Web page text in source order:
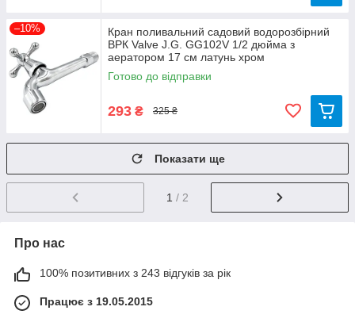
–10%
Кран поливальний садовий водорозбірний
ВРК Valve J.G. GG102V 1/2 дюйма з
аератором 17 см латунь хром
Готово до відправки
293 ₴ 325 ₴
Показати ще
1 / 2
Про нас
100% позитивних з 243 відгуків за рік
Працює з 19.05.2015